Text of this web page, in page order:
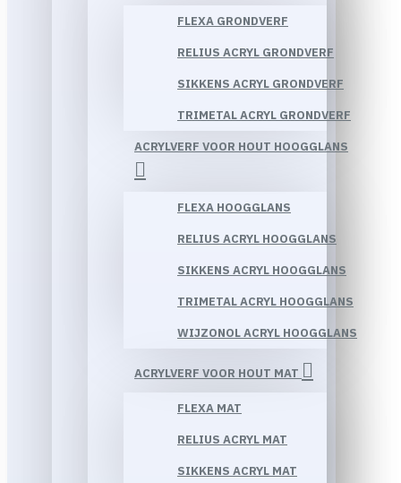
FLEXA GRONDVERF
RELIUS ACRYL GRONDVERF
SIKKENS ACRYL GRONDVERF
TRIMETAL ACRYL GRONDVERF
ACRYLVERF VOOR HOUT HOOGGLANS
FLEXA HOOGGLANS
RELIUS ACRYL HOOGGLANS
SIKKENS ACRYL HOOGGLANS
TRIMETAL ACRYL HOOGGLANS
WIJZONOL ACRYL HOOGGLANS
ACRYLVERF VOOR HOUT MAT
FLEXA MAT
RELIUS ACRYL MAT
SIKKENS ACRYL MAT